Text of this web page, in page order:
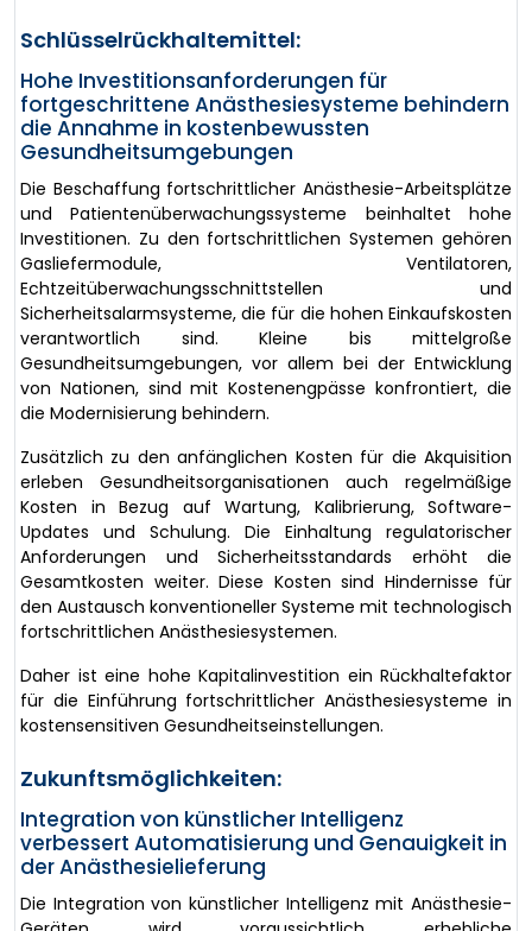
Schlüsselrückhaltemittel:
Hohe Investitionsanforderungen für
fortgeschrittene Anästhesiesysteme behindern
die Annahme in kostenbewussten
Gesundheitsumgebungen
Die Beschaffung fortschrittlicher Anästhesie-Arbeitsplätze
und Patientenüberwachungssysteme beinhaltet hohe
Investitionen. Zu den fortschrittlichen Systemen gehören
Gasliefermodule, Ventilatoren,
Echtzeitüberwachungsschnittstellen und
Sicherheitsalarmsysteme, die für die hohen Einkaufskosten
verantwortlich sind. Kleine bis mittelgroße
Gesundheitsumgebungen, vor allem bei der Entwicklung
von Nationen, sind mit Kostenengpässe konfrontiert, die
die Modernisierung behindern.
Zusätzlich zu den anfänglichen Kosten für die Akquisition
erleben Gesundheitsorganisationen auch regelmäßige
Kosten in Bezug auf Wartung, Kalibrierung, Software-
Updates und Schulung. Die Einhaltung regulatorischer
Anforderungen und Sicherheitsstandards erhöht die
Gesamtkosten weiter. Diese Kosten sind Hindernisse für
den Austausch konventioneller Systeme mit technologisch
fortschrittlichen Anästhesiesystemen.
Daher ist eine hohe Kapitalinvestition ein Rückhaltefaktor
für die Einführung fortschrittlicher Anästhesiesysteme in
kostensensitiven Gesundheitseinstellungen.
Zukunftsmöglichkeiten:
Integration von künstlicher Intelligenz
verbessert Automatisierung und Genauigkeit in
der Anästhesielieferung
Die Integration von künstlicher Intelligenz mit Anästhesie-